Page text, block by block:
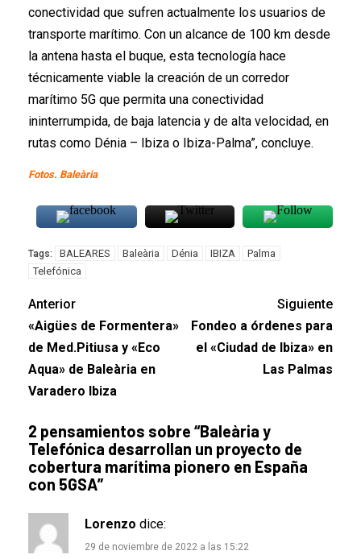
conectividad que sufren actualmente los usuarios de
transporte marítimo. Con un alcance de 100 km desde
la antena hasta el buque, esta tecnología hace
técnicamente viable la creación de un corredor
marítimo 5G que permita una conectividad
ininterrumpida, de baja latencia y de alta velocidad, en
rutas como Dénia – Ibiza o Ibiza-Palma”, concluye.
Fotos. Baleària
Tags: BALEARES Baleària Dénia IBIZA
Palma
Telefónica
Anterior
«Aigües de Formentera»
de Med.Pitiusa y «Eco
Aqua» de Baleària en
Varadero Ibiza
Siguiente
Fondeo a órdenes para
el «Ciudad de Ibiza» en
Las Palmas
2 pensamientos sobre “Baleària y
Telefónica desarrollan un proyecto de
cobertura marítima pionero en España
con 5GSA”
Lorenzo dice:
29 de noviembre de 2022 a las 15:22